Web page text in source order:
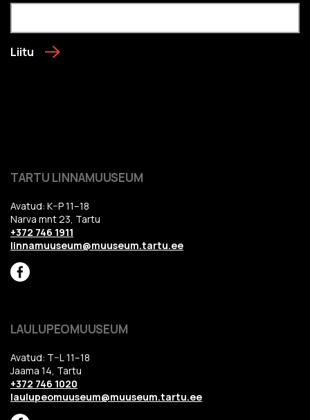
Liitu
TARTU LINNAMUUSEUM
Avatud: K–P 11–18
Narva mnt 23, Tartu
+372 746 1911
linnamuuseum@muuseum.tartu.ee
LAULUPEOMUUSEUM
Avatud: T–L 11–18
Jaama 14, Tartu
+372 746 1020
laulupeomuuseum@muuseum.tartu.ee